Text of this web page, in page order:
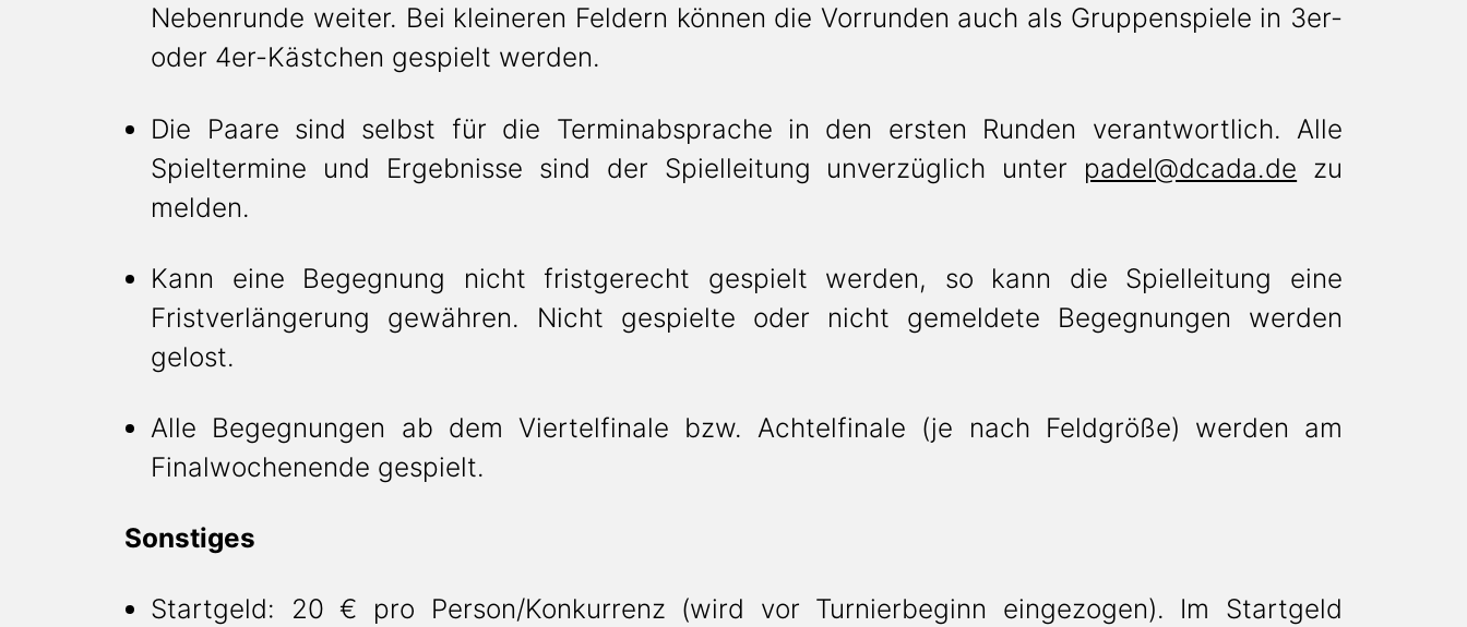
Nebenrunde weiter. Bei kleineren Feldern können die Vorrunden auch als Gruppenspiele in 3er-
oder 4er-Kästchen gespielt werden.
Die Paare sind selbst für die Terminabsprache in den ersten Runden verantwortlich. Alle
Spieltermine und Ergebnisse sind der Spielleitung unverzüglich unter padel@dcada.de zu
melden.
Kann eine Begegnung nicht fristgerecht gespielt werden, so kann die Spielleitung eine
Fristverlängerung gewähren. Nicht gespielte oder nicht gemeldete Begegnungen werden
gelost.
Alle Begegnungen ab dem Viertelfinale bzw. Achtelfinale (je nach Feldgröße) werden am
Finalwochenende gespielt.
Sonstiges
Startgeld: 20 € pro Person/Konkurrenz (wird vor Turnierbeginn eingezogen). Im Startgeld